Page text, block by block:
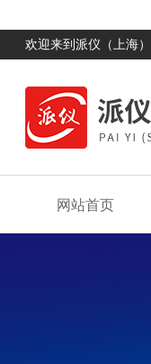
欢迎来到派仪（上海
网站首页